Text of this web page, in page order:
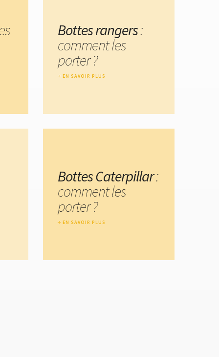
Bottes rangers:
comment les
porter ?
EN SAVOIR PLUS
Bottes Caterpillar:
comment les
porter ?
EN SAVOIR PLUS